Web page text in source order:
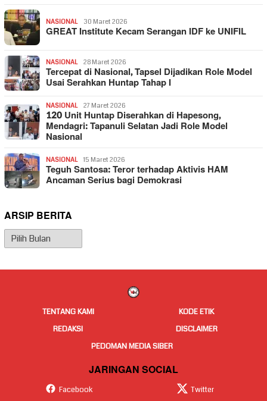
NASIONAL 30 Maret 2026
GREAT Institute Kecam Serangan IDF ke UNIFIL
NASIONAL 28 Maret 2026
Tercepat di Nasional, Tapsel Dijadikan Role Model
Usai Serahkan Huntap Tahap I
NASIONAL 27 Maret 2026
120 Unit Huntap Diserahkan di Hapesong,
Mendagri: Tapanuli Selatan Jadi Role Model
Nasional
NASIONAL 15 Maret 2026
Teguh Santosa: Teror terhadap Aktivis HAM
Ancaman Serius bagi Demokrasi
ARSIP BERITA
Arsip
Berita
TENTANG KAMI
KODE ETIK
REDAKSI
DISCLAIMER
PEDOMAN MEDIA SIBER
JARINGAN SOCIAL
Facebook Twitter